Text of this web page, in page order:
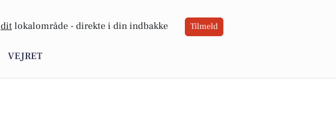
dit lokalområde - direkte i din indbakke Tilmeld
VEJRET